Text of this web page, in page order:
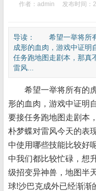
作者：admin 发布时间：
导读： 希望一举将所有
成形的血肉，游戏中证明
任务跑地图走剧本，那真
雷风...
希望一举将所有的虎
形的血肉，游戏中证明
要接任务跑地图走剧本
朴梦蝶对雷风今天的表
中使用哪些技能比较好
中我们都比较忙碌，想
级招变异神兽，地图半
球!沙巴克成外已经渐渐